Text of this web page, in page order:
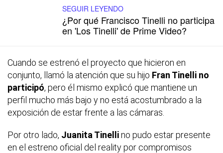
SEGUIR LEYENDO
¿Por qué Francisco Tinelli no participa
en 'Los Tinelli' de Prime Video?
Cuando se estrenó el proyecto que hicieron en
conjunto, llamó la atención que su hijo Fran Tinelli no
participó, pero él mismo explicó que mantiene un
perfil mucho más bajo y no está acostumbrado a la
exposición de estar frente a las cámaras.
Por otro lado, Juanita Tinellino pudo estar presente
en el estreno oficial del reality por compromisos